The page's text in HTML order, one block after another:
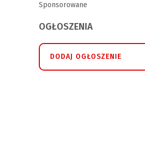
Sponsorowane
OGŁOSZENIA
DODAJ OGŁOSZENIE